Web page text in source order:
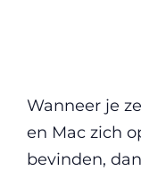
Wanneer je
en Mac zich
bevinden,